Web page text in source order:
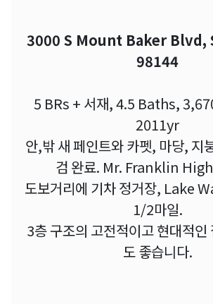
3000 S Mount Baker Blvd,
98144
5 BRs + 서재, 4.5 Baths,
2011yr
안,밖 새 페인트와 카펫, 마당, 지
검 완료. Mr. Franklin
도보거리에 기차 정거장, Lake
1/2마일.
3층 구조의 고전적이고 현대적
도 좋습니다.